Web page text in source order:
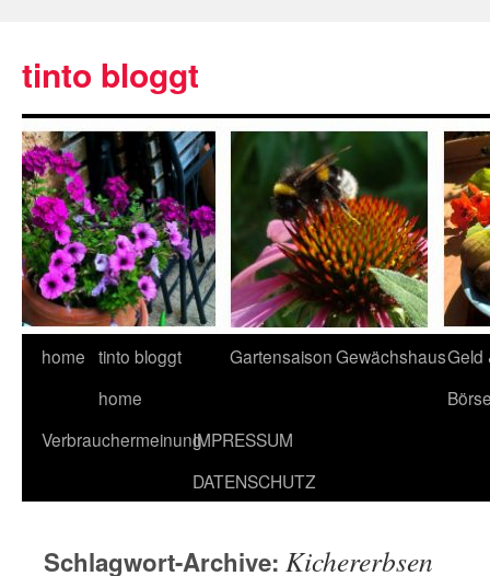
tinto bloggt
home tinto bloggt
home
GartensaisonGewächshausGeld
VerbrauchermeinungIMPRESSUM
DATENSCHUTZ
Schlagwort-Archive: Kichererbsen